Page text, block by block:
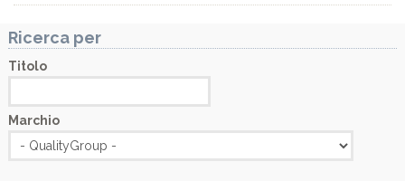
Ricerca per
Titolo
Marchio